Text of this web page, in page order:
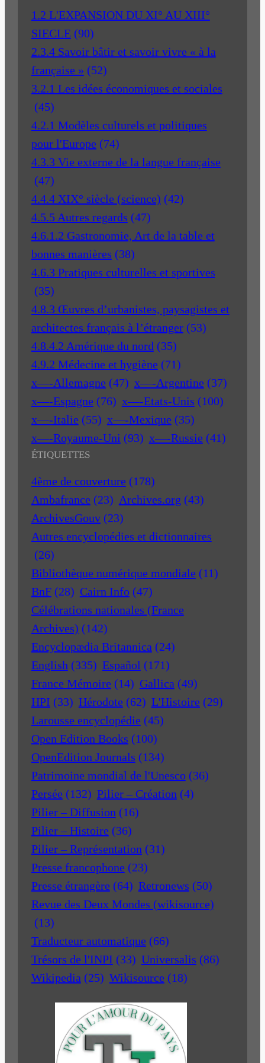
1.2 L'EXPANSION DU XI° AU XIII°
SIECLE (90)
2.3.4 Savoir bâtir et savoir vivre « à la
française » (52)
3.2.1 Les idées économiques et sociales
(45)
4.2.1 Modèles culturels et politiques
pour l'Europe (74)
4.3.3 Vie externe de la langue française
(47)
4.4.4 XIX° siècle (science) (42)
4.5.5 Autres regards (47)
4.6.1.2 Gastronomie, Art de la table et
bonnes manières (38)
4.6.3 Pratiques culturelles et sportives
(35)
4.8.3 Œuvres d’urbanistes, paysagistes et
architectes français à l’étranger (53)
4.8.4.2 Amérique du nord (35)
4.9.2 Médecine et hygiène (71)
x—-Allemagne (47) x—-Argentine (37)
x—-Espagne (76) x—-Etats-Unis (100)
x—-Italie (55) x—-Mexique (35)
x—-Royaume-Uni (93) x—-Russie (41)
ÉTIQUETTES
4ème de couverture (178)
Ambafrance (23) Archives.org (43)
ArchivesGouv (23)
Autres encyclopédies et dictionnaires
(26)
Bibliothèque numérique mondiale (11)
BnF (28) Cairn Info (47)
Célébrations nationales (France
Archives) (142)
Encyclopædia Britannica (24)
English (335) Español (171)
France Mémoire (14) Gallica (49)
HPI (33) Hérodote (62) L'Histoire (29)
Larousse encyclopédie (45)
Open Edition Books (100)
OpenEdition Journals (134)
Patrimoine mondial de l'Unesco (36)
Persée (132) Pilier – Création (4)
Pilier – Diffusion (16)
Pilier – Histoire (36)
Pilier – Représentation (31)
Presse francophone (23)
Presse étrangère (64) Retronews (50)
Revue des Deux Mondes (wikisource)
(13)
Traducteur automatique (66)
Trésors de l'INPI (33) Universalis (86)
Wikipedia (25) Wikisource (18)